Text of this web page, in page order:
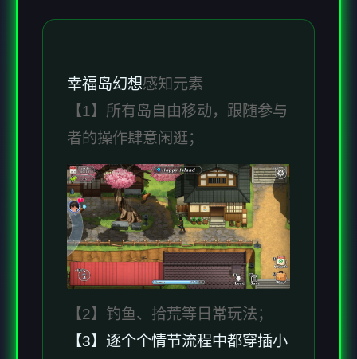
幸福岛幻想感知元素
【1】所有岛自由移动，跟随参与
者的操作肆意闲逛；
【2】钓鱼、拾荒等日常玩法；
【3】逐个个情节流程中都穿插小